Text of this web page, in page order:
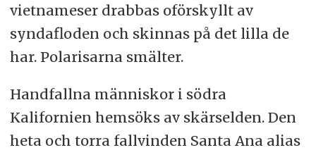
vietnameser drabbas oförskyllt av
syndafloden och skinnas på det lilla de
har. Polarisarna smälter.
Handfallna människor i södra
Kalifornien hemsöks av skärselden. Den
heta och torra fallvinden Santa Ana alias